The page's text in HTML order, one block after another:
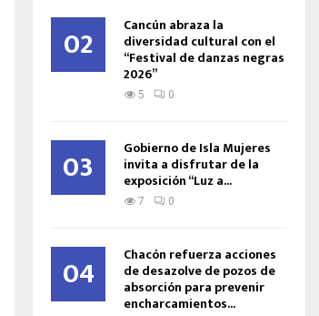
02 Cancún abraza la
diversidad cultural con el
“Festival de danzas negras
2026”
5 0
03 Gobierno de Isla Mujeres
invita a disfrutar de la
exposición “Luz a...
7 0
04 Chacón refuerza acciones
de desazolve de pozos de
absorción para prevenir
encharcamientos...